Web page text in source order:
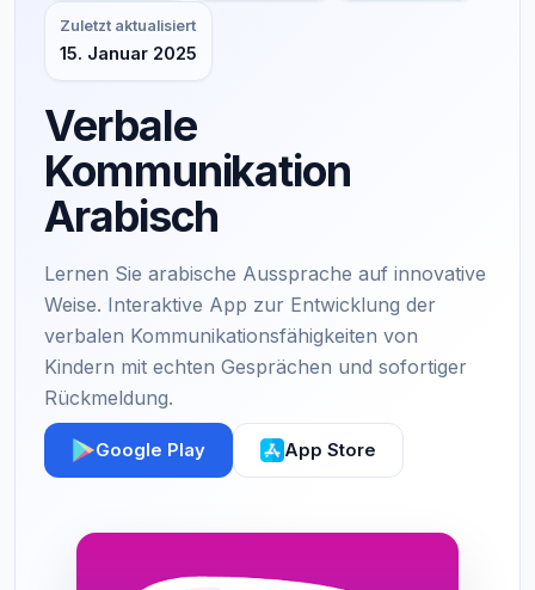
Zuletzt aktualisiert
15. Januar 2025
Verbale
Kommunikation
Arabisch
Lernen Sie arabische Aussprache auf innovative
Weise. Interaktive App zur Entwicklung der
verbalen Kommunikationsfähigkeiten von
Kindern mit echten Gesprächen und sofortiger
Rückmeldung.
Google Play App Store